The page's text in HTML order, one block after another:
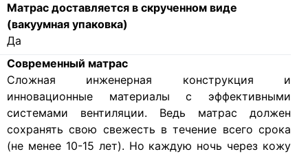
Матрас доставляется в скрученном виде
(вакуумная упаковка)
Да
Современный матрас
Cложная инженерная конструкция и
инновационные материалы с эффективными
системами вентиляции. Ведь матрас должен
сохранять свою свежесть в течение всего срока
(не менее 10-15 лет). Но каждую ночь через кожу